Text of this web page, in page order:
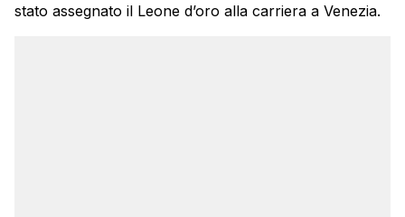
stato assegnato il Leone d’oro alla carriera a Venezia.